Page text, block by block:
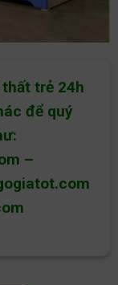
trẻ 24h
để quý
–